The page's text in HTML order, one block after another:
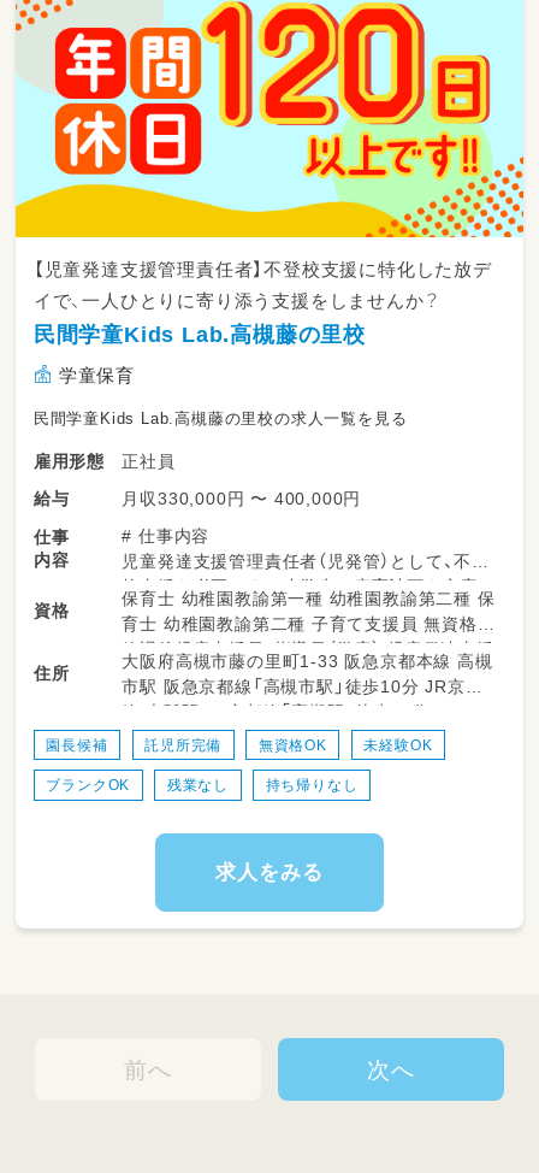
【児童発達支援管理責任者】不登校支援に特化した放デ
イで、一人ひとりに寄り添う支援をしませんか？
民間学童Kids Lab.高槻藤の里校
学童保育
民間学童Kids Lab.高槻藤の里校の求人一覧を見る
雇用形態
正社員
給与
月収330,000円 〜 400,000円
仕事
内容
# 仕事内容
児童発達支援管理責任者（児発管）として、不登
校支援を必要とする小学生の療育計画を立案・
管理し、スタッフと協力しながら適切な支援を
提供します。さらに、隣接する学童保育と連携
し、インクルーシブな環境づくりを推進する施
設長としての役割も担います。
具体的な業務内容
✅ 個別支援計画の作成・管理
・子ども一人ひとりに合わせた支援計画の作
・定期的なモニタリングと評価、必要に応じた
計画の見直し
✅ 保護者との連携・相談対応
✅ スタッフの指導・支援調整
・支援スタッフへの助言やサポート
・チームで協力しながら、療育の質を向上
資格
保育士 幼稚園教諭第一種 幼稚園教諭第二種 保
育士 幼稚園教諭第二種 子育て支援員 無資格
放課後児童支援員・指導員（学童） 児童発達支援
管理責任者 サービス管理責任者 高等学校教諭
普通免許 中学校教諭普通免許 小学校教諭普通
住所
大阪府高槻市藤の里町1-33 阪急京都本線 高槻
市駅 阪急京都線「高槻市駅」徒歩10分 JR京都
線 大阪駅 JR京都線「高槻駅」徒歩20分
園長候補 託児所完備 無資格OK 未経験OK
ブランクOK 残業なし 持ち帰りなし
求人をみる
前へ 次へ